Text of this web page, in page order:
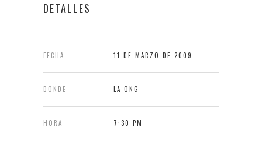
DETALLES
FECHA 11 DE MARZO DE 2009
DONDE LA ONG
HORA 7:30 PM